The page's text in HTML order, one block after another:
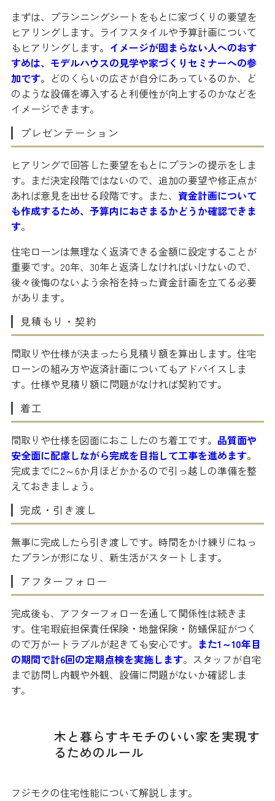
まずは、プランニングシートをもとに家づくりの要望を
ヒアリングします。ライフスタイルや予算計画について
もヒアリングします。 イメージが固まらない人へのおす
すめは、モデルハウスの見学や家づくりセミナーへの参
加です。どのくらいの広さが自分にあっているのか、ど
のような設備を導入すると利便性が向上するのかなどを
イメージできます。
プレゼンテーション
ヒアリングで回答した要望をもとにプランの提示をしま
す。まだ決定段階ではないので、追加の要望や修正点が
あれば意見を出せる段階です。また、 資金計画について
も作成するため、予算内におさまるかどうか確認できま
す。
住宅ローンは無理なく返済できる金額に設定することが
重要です。20年、30年と返済しなければいけないので、
後々後悔のないよう余裕を持った資金計画を立てる必要
があります。
見積もり・契約
間取りや仕様が決まったら見積り額を算出します。住宅
ローンの組み方や返済計画についてもアドバイスしま
す。仕様や見積り額に問題がなければ契約です。
着工
間取りや仕様を図面におこしたのち着工です。 品質面や
安全面に配慮しながら完成を目指して工事を進めます。
完成までに2～6か月ほどかかるので引っ越しの準備を整
えておきましょう。
完成・引き渡し
無事に完成したら引き渡しです。時間をかけ練りにねっ
たプランが形になり、新生活がスタートします。
アフターフォロー
完成後も、アフターフォローを通して関係性は続きま
す。住宅瑕疵担保責任保険・地盤保険・防蟻保証がつく
ので万が一トラブルが起きても安心です。 また1～10年目
の期間で計6回の定期点検を実施します。スタッフが自宅
まで訪問し内観や外観、設備に問題がないか確認しま
す。
木と暮らすキモチのいい家を実現す
るためのルール
フジモクの住宅性能について解説します。